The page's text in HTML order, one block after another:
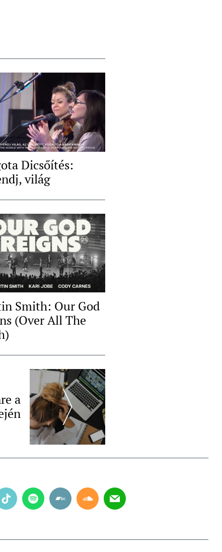
Dicsőítés:
világ
Smith: Our God
(Over All The
a